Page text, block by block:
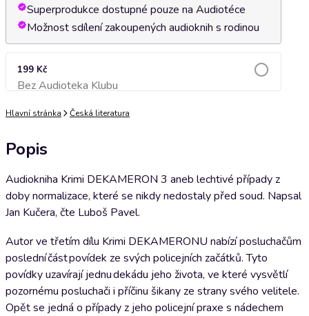
Superprodukce dostupné pouze na Audiotéce
Možnost sdílení zakoupených audioknih s rodinou
199 Kč
Bez Audioteka KlubuPřidat do košíku
Hlavní stránka Česká literatura
Popis
Audiokniha Krimi DEKAMERON 3 aneb lechtivé případy z
doby normalizace, které se nikdy nedostaly před soud. Napsal
Jan Kučera, čte Luboš Pavel.
Autor ve třetím dílu Krimi DEKAMERONU nabízí posluchačům
poslední část povídek ze svých policejních začátků. Tyto
povídky uzavírají jednu dekádu jeho života, ve které vysvětlí
pozornému posluchači i příčinu šikany ze strany svého velitele.
Opět se jedná o případy z jeho policejní praxe s nádechem